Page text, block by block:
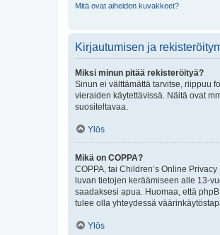
Mitä ovat aiheiden kuvakkeet?
Kirjautumisen ja
Miksi minun pitää rekisteröityä?
Sinun ei välttämättä tarvitse, riippuu
vieraiden käytettävissä. Näitä ovat
suositeltavaa.
Ylös
Mikä on COPPA?
COPPA, tai Children’s Online
luvan tietojen keräämiseen alle 13-
saadaksesi apua. Huomaa, että
tulee olla yhteydessä
Ylös